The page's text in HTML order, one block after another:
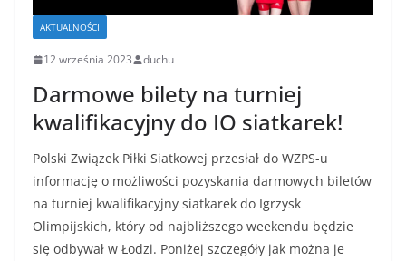
AKTUALNOŚCI
12 września 2023 duchu
Darmowe bilety na turniej
kwalifikacyjny do IO siatkarek!
Polski Związek Piłki Siatkowej przesłał do WZPS-u
informację o możliwości pozyskania darmowych biletów
na turniej kwalifikacyjny siatkarek do Igrzysk
Olimpijskich, który od najbliższego weekendu będzie
się odbywał w Łodzi. Poniżej szczegóły jak można je